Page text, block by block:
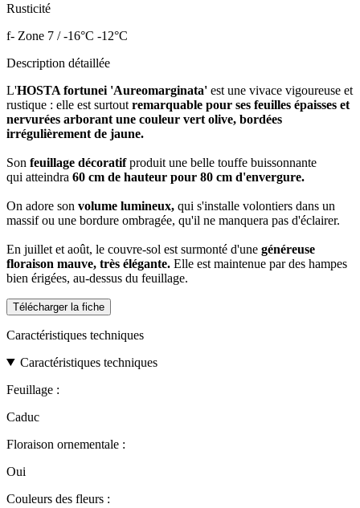
Rusticité
f- Zone 7 / -16°C -12°C
Description détaillée
L'HOSTA fortunei 'Aureomarginata' est une vivace vigoureuse et
rustique : elle est surtout remarquable pour ses feuilles épaisses et
nervurées arborant une couleur vert olive, bordées
irrégulièrement de jaune.
Son feuillage décoratifproduit une belle touffe buissonnante
qui atteindra 60 cm de hauteur pour 80 cm d'envergure.
On adore son volume lumineux, qui s'installe volontiers dans un
massif ou une bordure ombragée, qu'il ne manquera pas d'éclairer.
En juillet et août, le couvre-sol est surmonté d'une généreuse
floraison mauve, très élégante. Elle est maintenue par des hampes
bien érigées, au-dessus du feuillage.
Télécharger la fiche
Caractéristiques techniques
Caractéristiques techniques
Feuillage :
Caduc
Floraison ornementale :
Oui
Couleurs des fleurs :